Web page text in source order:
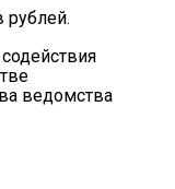
рублей.
ведомства